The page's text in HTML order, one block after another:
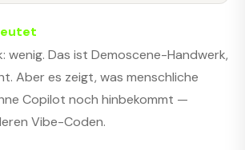
wenig. Das ist Demoscene-Handwerk,
Aber es zeigt, was menschliche
Copilot noch hinbekommt —
Vibe-Coden.